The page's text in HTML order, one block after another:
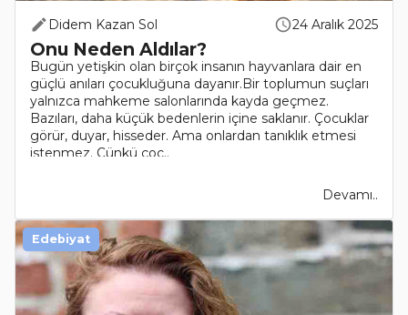
Didem Kazan Sol 24 Aralık 2025
Onu Neden Aldılar?
Bugün yetişkin olan birçok insanın hayvanlara dair en
güçlü anıları çocukluğuna dayanır.Bir toplumun suçları
yalnızca mahkeme salonlarında kayda geçmez.
Bazıları, daha küçük bedenlerin içine saklanır. Çocuklar
görür, duyar, hisseder. Ama onlardan tanıklık etmesi
istenmez. Çünkü çoc..
Devamı..
Edebiyat